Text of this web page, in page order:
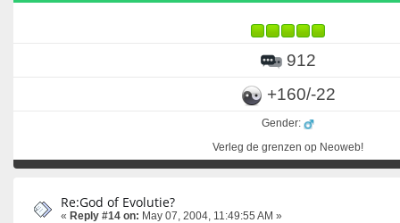
912
+160/-22
Gender:
Verleg de grenzen op Neoweb!
Re:God of Evolutie?
« Reply #14 on: May 07, 2004, 11:49:55 AM »